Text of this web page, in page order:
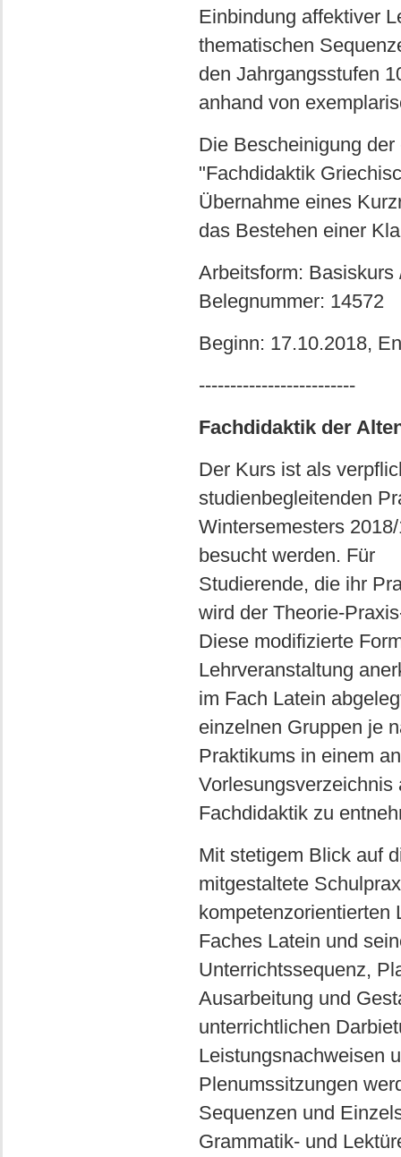
Einbindung affektiver
thematischen
den Jahrgangsstufen
anhand von
Die Bescheinigung
"Fachdidaktik
Übernahme eines
das Bestehen einer
Arbeitsform: Basiskurs
Belegnummer: 14572
Beginn: 17.10.2018,
-------------------------
Fachdidaktik der
Der Kurs ist als
studienbegleitenden
Wintersemesters
besucht werden. Für
Studierende, die ihr
wird der Theorie-
Diese modifizierte
Lehrveranstaltung
im Fach Latein
einzelnen Gruppen je
Praktikums in einem
Fachdidaktik zu
Mit stetigem Blick auf
mitgestaltete
kompetenzorientierten
Faches Latein und
Unterrichtssequenz,
Ausarbeitung und
unterrichtlichen
Leistungsnachweisen
Plenumssitzungen
Sequenzen und
Grammatik- und